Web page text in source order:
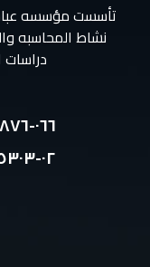
نشاط المحاسبه
٠٦٦-٣٢٥٨٨٧٦
٠٢-٢٣٩٣٥٣٠٣ / ٠٢-٢٣٩٣٠٣٣٨